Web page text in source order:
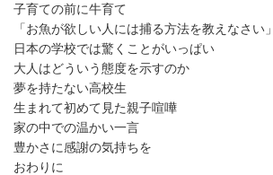
子育ての前に牛育て
「お魚が欲しい人には捕る方法を教えなさい」
日本の学校では驚くことがいっぱい
大人はどういう態度を示すのか
夢を持たない高校生
生まれて初めて見た親子喧嘩
家の中での温かい一言
豊かさに感謝の気持ちを
おわりに